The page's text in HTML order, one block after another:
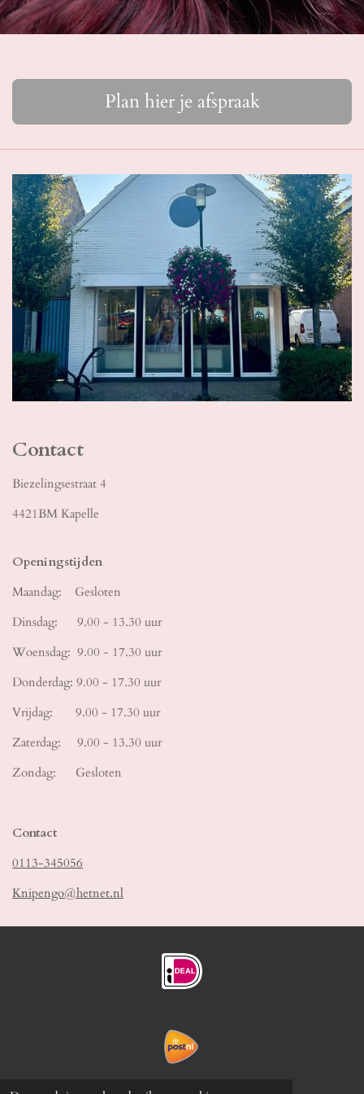
Plan hier je afspraak
Contact
Biezelingsestraat 4
4421BM Kapelle
Openingstijden
Maandag: Gesloten
Dinsdag: 9.00 - 13.30 uur
Woensdag: 9.00 - 17.30 uur
Donderdag: 9.00 - 17.30 uur
Vrijdag: 9.00 - 17.30 uur
Zaterdag: 9.00 - 13.30 uur
Zondag: Gesloten
Contact
0113-345056
Knipengo@hetnet.nl